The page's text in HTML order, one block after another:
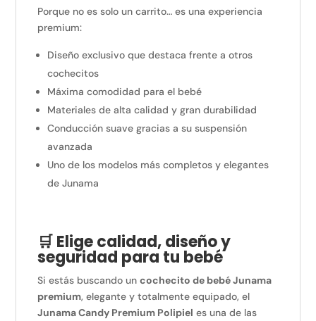
Porque no es solo un carrito… es una experiencia
premium:
Diseño exclusivo que destaca frente a otros
cochecitos
Máxima comodidad para el bebé
Materiales de alta calidad y gran durabilidad
Conducción suave gracias a su suspensión
avanzada
Uno de los modelos más completos y elegantes
de Junama
🛒 Elige calidad, diseño y
seguridad para tu bebé
Si estás buscando uncochecito de bebé Junama
premium, elegante y totalmente equipado, el
Junama Candy Premium Polipiel es una de las